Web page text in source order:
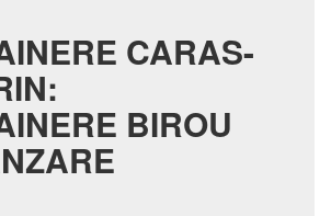
CARAS-
BIROU